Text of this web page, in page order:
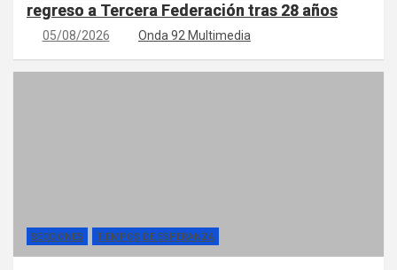
regreso a Tercera Federación tras 28 años
05/08/2026 Onda 92 Multimedia
SECCIONES TIEMPOS DE ESPERANZA